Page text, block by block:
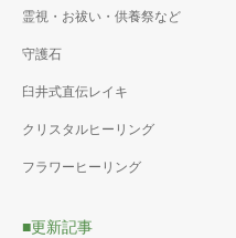
霊視・お祓い・供養祭など
守護石
臼井式直伝レイキ
クリスタルヒーリング
フラワーヒーリング
■更新記事